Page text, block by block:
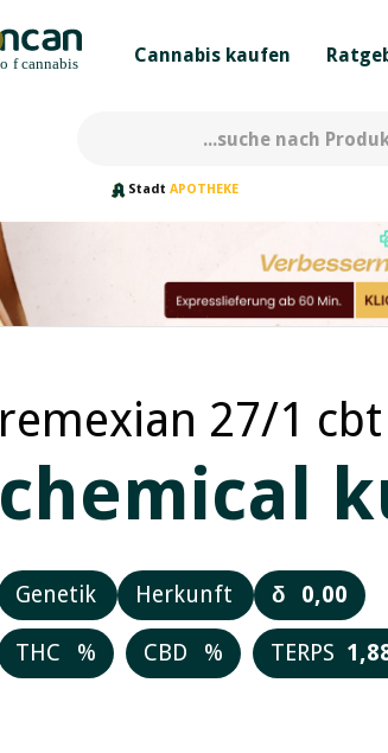
Cannabis kaufen
Stadt APOTHEKE
remexian 27/1
chemical
Genetik Herkunft δ 0,00
THC % CBD % TERPS